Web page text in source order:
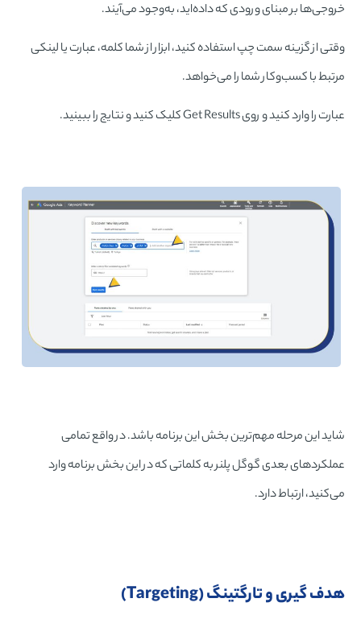
خروجی‌ها بر مبنای ورودی که داده‌اید، به‌وجود می‌آیند.
وقتی از گزینه سمت چپ استفاده کنید، ابزار از شما کلمه، عبارت یا لینکی
مرتبط با کسب‌وکار شما را می‌خواهد.
عبارت را وارد کنید و روی Get Results کلیک کنید و نتایج را ببینید.
شاید این مرحله مهم‌ترین بخش این برنامه باشد. در واقع تمامی
عملکردهای بعدی گوگل پلنر به کلماتی که در این بخش برنامه وارد
می‌کنید، ارتباط دارد.
هدف گیری و تارگتینگ (Targeting)